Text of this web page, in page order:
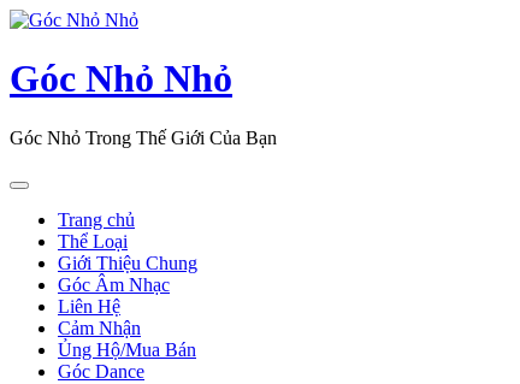
Skip
content
Góc Nhỏ Nhỏ
Góc Nhỏ Trong Thế Giới Của Bạn
Open
ButtonTrang chủ
Thể Loại
Giới Thiệu Chung
Góc Âm Nhạc
Liên Hệ
Cảm Nhận
Ủng Hộ/Mua Bán
Góc Dance